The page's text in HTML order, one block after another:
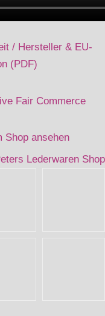
/ Hersteller & EU-
(PDF)
Fair Commerce
Shop ansehen